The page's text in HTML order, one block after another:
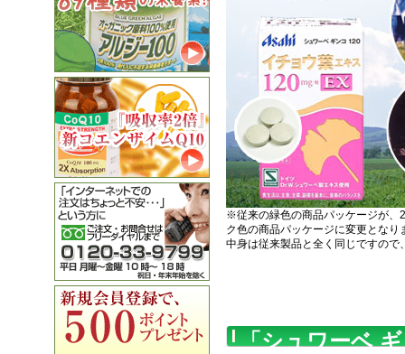
※従来の緑色の商品パッケージが、
ク色の商品パッケージに変更となり
中身は従来製品と全く同じですので
「シュワーベ